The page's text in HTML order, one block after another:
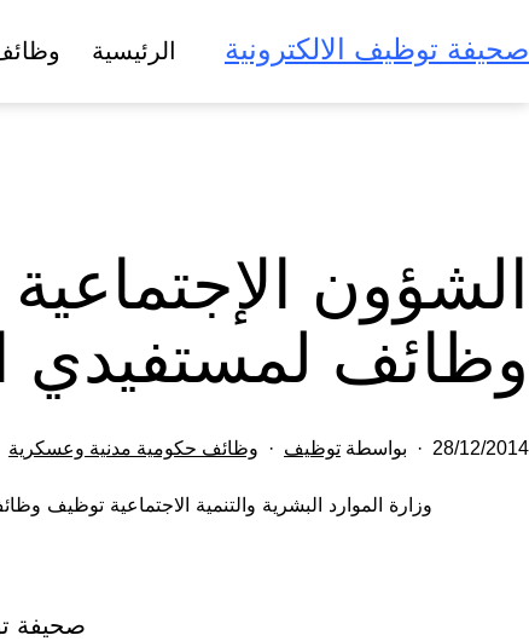
إلى
المحتوى
صحيفة توظيف الالكترونية الرئيسية
الشؤون
وظائف لمستفيدي
تم
في
28/12/2014 بواسطة توظيف
مصنف
وظائف حكومية مدنية وعسكرية
وزارة الموارد البشرية والتنمية الاجتماعية توظيف
صحيفة